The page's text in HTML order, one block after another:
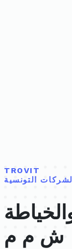
TROVIT
التونسية
ش م م